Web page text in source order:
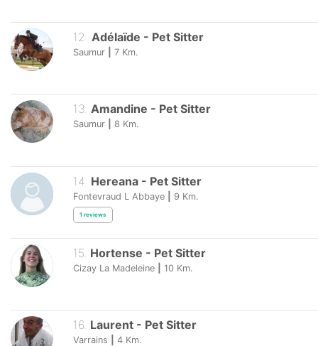
12. Adélaïde - Pet Sitter
Saumur 7 Km.
13. Amandine - Pet Sitter
Saumur 8 Km.
14 Hereana - Pet Sitter
Fontevraud L Abbaye 9 Km.
1 reviews
15 Hortense - Pet Sitter
Cizay La Madeleine 10 Km.
16 Laurent - Pet Sitter
Varrains 4 Km.